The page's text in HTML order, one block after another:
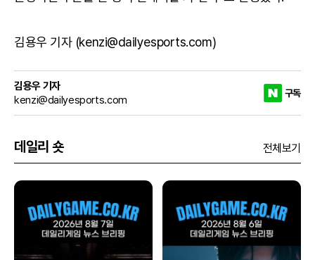
김용우 기자 (kenzi@dailyesports.com)
김용우 기자
kenzi@dailyesports.com
구독
데일리 숏 전체보기